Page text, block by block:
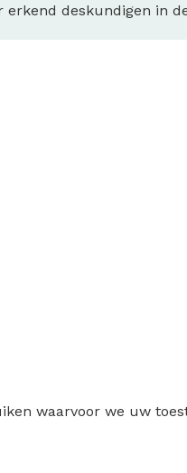
deskundigen in
waarvoor we uw